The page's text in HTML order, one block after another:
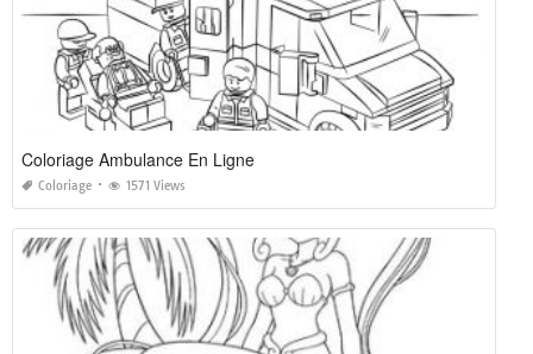
Coloriage Ambulance En Ligne
Coloriage 1571 Views